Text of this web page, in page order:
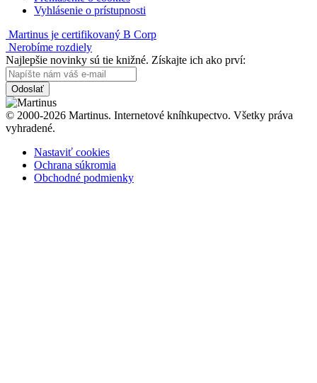
Vyhlásenie o prístupnosti
Martinus je certifikovaný B Corp
Nerobíme rozdiely
Najlepšie novinky sú tie knižné. Získajte ich ako prví:
Odoslať
© 2000-2026 Martinus. Internetové kníhkupectvo. Všetky práva
vyhradené.
Nastaviť cookies
Ochrana súkromia
Obchodné podmienky